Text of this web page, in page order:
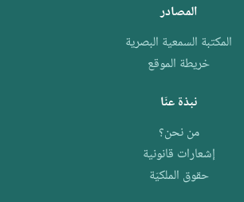
المصادر
المكتبة السمعية البصرية
خريطة الموقع
نبذة عنّا
من نحن؟
إشعارات قانونية
حقوق الملكيّة